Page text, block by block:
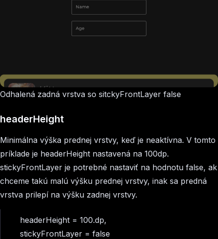
Odhalená zadná vrstva so sitckyFrontLayer false
headerHeight
Minimálna výška prednej vrstvy, keď je neaktívna. V tomto
príklade je headerHeight nastavená na 100dp.
stickyFrontLayer je potrebné nastaviť na hodnotu false, ak
chceme takú malú výšku prednej vrstvy, inak sa predná
vrstva prilepí na výšku zadnej vrstvy.
headerHeight = 100.dp,
stickyFrontLayer = false